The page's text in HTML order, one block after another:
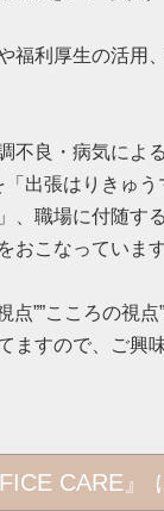
福利厚生の活用
不良・病気によ
「出張はりきゅう
、職場に付随す
おこなっています
点””こころの視
ますので、ご興
CARE』